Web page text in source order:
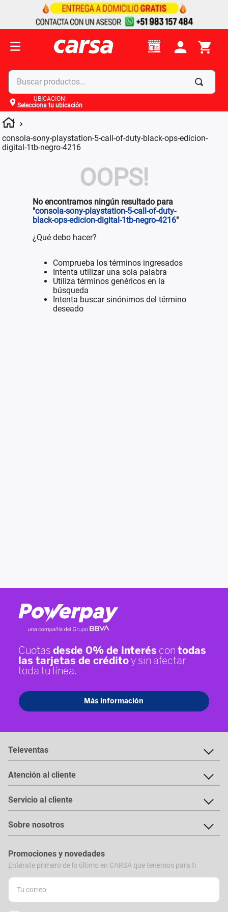
Buscar productos...
UBICACIÓN:
Selecciona tu ubicación
consola-sony-playstation-5-call-of-duty-black-ops-edicion-
digital-1tb-negro-4216
OOPS!
No encontramos ningún resultado para
"consola-sony-playstation-5-call-of-duty-
black-ops-edicion-digital-1tb-negro-4216"
¿Qué debo hacer?
Comprueba los términos ingresados
Intenta utilizar una sola palabra
Utiliza términos genéricos en la
búsqueda
Intenta buscar sinónimos del término
deseado
Televentas
Atención al cliente
Servicio al cliente
Sobre nosotros
Promociones y novedades
Entérate primero de lo último en CARSA que tenemos para ti
Términos más buscados
2.
moto